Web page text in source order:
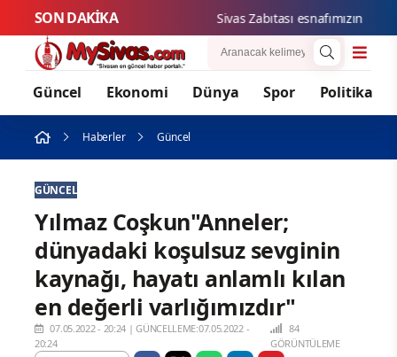
SON DAKİKA Sivas Zabıtası esnafımızın
Güncel Ekonomi Dünya Spor Politika
Haberler Güncel
GÜNCEL
Yılmaz Coşkun"Anneler;
dünyadaki koşulsuz sevginin
kaynağı, hayatı anlamlı kılan
en değerli varlığımızdır"
07.05.2022 - 20:24 |GÜNCELLEME:07.05.2022 -
20:24
84
GÖRÜNTÜLEME